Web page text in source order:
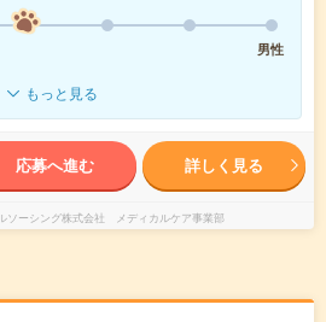
男性
もっと見る
応募へ進む 詳しく見る
ソーシング株式会社 メディカルケア事業部